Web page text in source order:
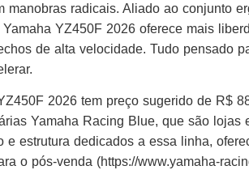
manobras radicais. Aliado ao conjunto
YZ450F 2026 oferece mais
de alta velocidade. Tudo pensado
2026 tem preço sugerido de R$
Yamaha Racing Blue, que são lojas
e estrutura dedicados a essa linha,
o pós-venda (https://www.yamaha-